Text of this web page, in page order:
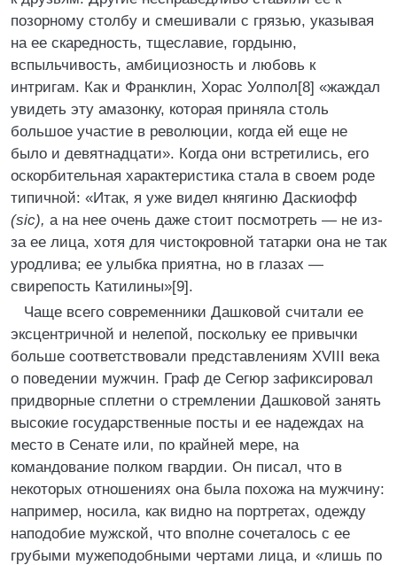
позорному столбу и смешивали с грязью, указывая
на ее скаредность, тщеславие, гордыню,
вспыльчивость, амбициозность и любовь к
интригам. Как и Франклин, Хорас Уолпол[8] «жаждал
увидеть эту амазонку, которая приняла столь
большое участие в революции, когда ей еще не
было и девятнадцати». Когда они встретились, его
оскорбительная характеристика стала в своем роде
типичной: «Итак, я уже видел княгиню Даскиофф
(sic), а на нее очень даже стоит посмотреть — не из-
за ее лица, хотя для чистокровной татарки она не так
уродлива; ее улыбка приятна, но в глазах —
свирепость Катилины»[9].
Чаще всего современники Дашковой считали ее
эксцентричной и нелепой, поскольку ее привычки
больше соответствовали представлениям XVIII века
о поведении мужчин. Граф де Сегюр зафиксировал
придворные сплетни о стремлении Дашковой занять
высокие государственные посты и ее надеждах на
место в Сенате или, по крайней мере, на
командование полком гвардии. Он писал, что в
некоторых отношениях она была похожа на мужчину:
например, носила, как видно на портретах, одежду
наподобие мужской, что вполне сочеталось с ее
грубыми мужеподобными чертами лица, и «лишь по